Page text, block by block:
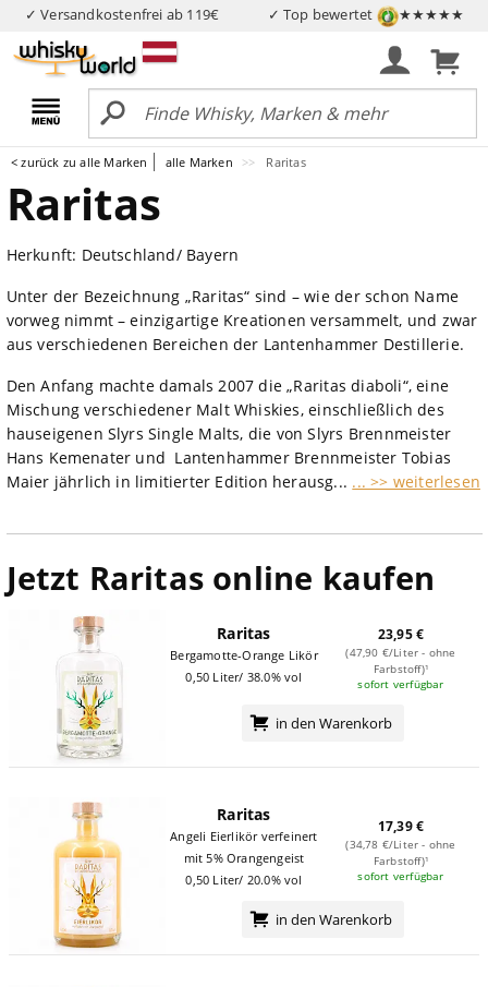
✓ Versandkostenfrei ab 119€ ✓ Top bewertet ★★★★★
< zurück zu alle Marken alle Marken Raritas
Raritas
Herkunft: Deutschland/ Bayern
Unter der Bezeichnung „Raritas“ sind – wie der schon Name
vorweg nimmt – einzigartige Kreationen versammelt, und zwar
aus verschiedenen Bereichen der Lantenhammer Destillerie.
Den Anfang machte damals 2007 die „Raritas diaboli“, eine
Mischung verschiedener Malt Whiskies, einschließlich des
hauseigenen Slyrs Single Malts, die von Slyrs Brennmeister
Hans Kemenater und Lantenhammer Brennmeister Tobias
Maier jährlich in limitierter Edition herausg... ... >> weiterlesen
Jetzt Raritas online kaufen
Raritas
Bergamotte-Orange Likör
0,50 Liter/ 38.0% vol
23,95 €
(47,90 €/Liter - ohne
Farbstoff)¹
sofort verfügbar
in den Warenkorb
Raritas
Angeli Eierlikör verfeinert
mit 5% Orangengeist
0,50 Liter/ 20.0% vol
17,39 €
(34,78 €/Liter - ohne
Farbstoff)¹
sofort verfügbar
in den Warenkorb